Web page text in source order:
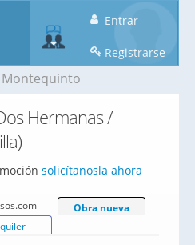
Entrar
Registrarse
Montequinto
Hermanas /
solicítanosla ahora
Obra nueva